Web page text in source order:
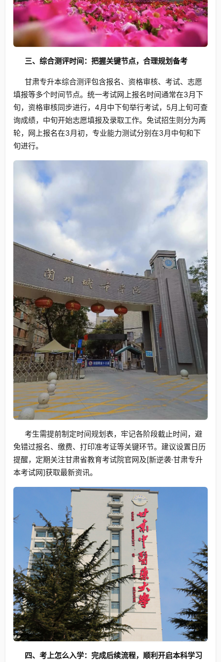
三、综合测评时间：把握关键节点，合理规划备考
甘肃专升本综合测评包含报名、资格审核、考试、志愿
填报等多个时间节点。统一考试网上报名时间通常在3月下
旬，资格审核同步进行，4月中下旬举行考试，5月上旬可查
询成绩，中旬开始志愿填报及录取工作。免试招生则分为两
轮，网上报名在3月初，专业能力测试分别在3月中旬和下
旬进行。
考生需提前制定时间规划表，牢记各阶段截止时间，避
免错过报名、缴费、打印准考证等关键环节。建议设置日历
提醒，定期关注甘肃省教育考试院官网及[新逆袭·甘肃专升
本考试网]获取最新资讯。
四、考上怎么入学：完成后续流程，顺利开启本科学习